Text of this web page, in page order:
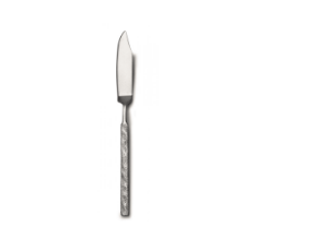
abeja. Fabricado en acero
inoxidable 18/0 con
acabado satinado y apto
para lavavajillas.